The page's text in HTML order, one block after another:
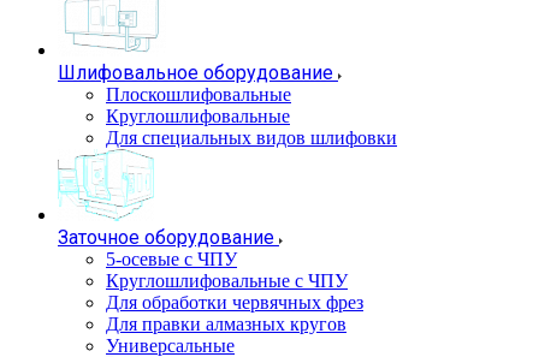
Шлифовальное оборудование
Плоскошлифовальные
Круглошлифовальные
Для специальных видов шлифовки
Заточное оборудование
5-осевые с ЧПУ
Круглошлифовальные с ЧПУ
Для обработки червячных фрез
Для правки алмазных кругов
Универсальные